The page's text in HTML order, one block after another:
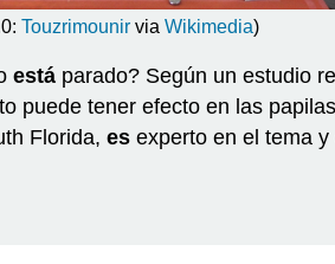
Touzrimounirvia Wikimedia)
está parado? Según un estudio
puede tener efecto en las
Florida, es experto en el tema y